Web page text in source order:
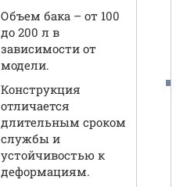
Объем бака – от 100
до 200 л в
зависимости от
модели.
Конструкция
отличается
длительным сроком
службы и
устойчивостью к
деформациям.